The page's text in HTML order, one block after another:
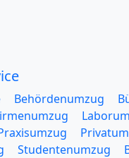
Behördenumzug
Studentenumzug